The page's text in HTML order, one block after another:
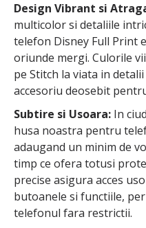
Design Vibrant si
multicolor si detaliile
telefon Disney Full Print
oriunde mergi. Culorile
pe Stitch la viata in
accesoriu deosebit
Subtire si Usoara: In
husa noastra pentru
adaugand un minim de
timp ce ofera totusi
precise asigura acces
butoanele si functiile,
telefonul fara restrictii.